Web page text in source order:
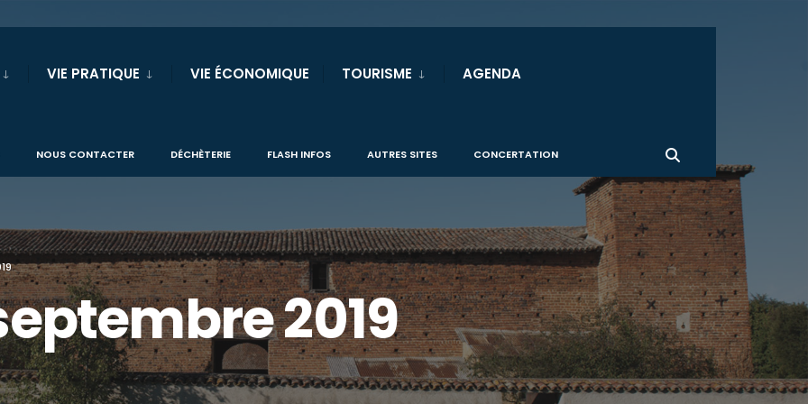
VIE PRATIQUE VIE ÉCONOMIQUE TOURISME AGENDA
NOUS CONTACTER DÉCHÈTERIE FLASH INFOS AUTRES SITES CONCERTATION
2019